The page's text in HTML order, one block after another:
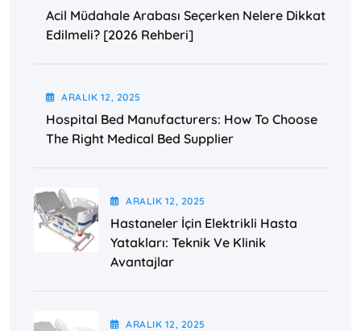
Acil Müdahale Arabası Seçerken Nelere Dikkat
Edilmeli? [2026 Rehberi]
ARALIK 12 , 2025
Hospital Bed Manufacturers: How To Choose
The Right Medical Bed Supplier
ARALIK 12 , 2025
Hastaneler İçin Elektrikli Hasta
Yatakları: Teknik Ve Klinik
Avantajlar
ARALIK 12 , 2025